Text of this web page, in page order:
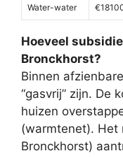
Water-water
Hoeveel
Bronckhorst?
Binnen
“gasvrij” zijn. De
huizen
(warmtenet). Het
Bronckhorst)